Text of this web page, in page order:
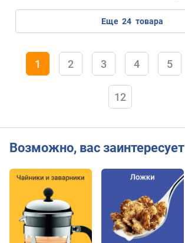
еще 24 товара
1 2 3 4 5
12
Возможно, вас заинтересует